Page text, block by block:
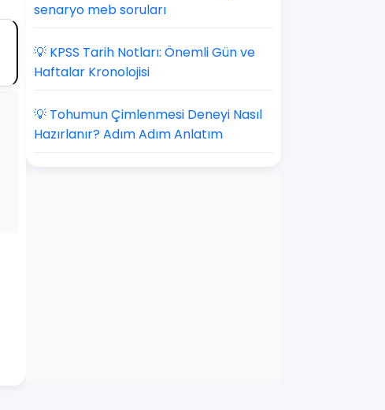
senaryo meb soruları
💡 KPSS Tarih Notları: Önemli Gün ve
Haftalar Kronolojisi
💡 Tohumun Çimlenmesi Deneyi Nasıl
Hazırlanır? Adım Adım Anlatım